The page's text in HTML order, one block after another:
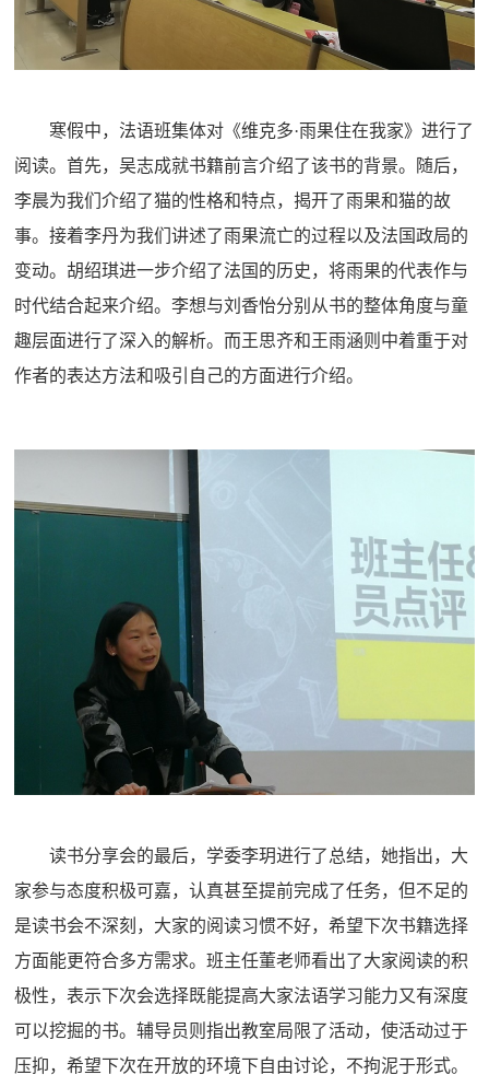
寒假中，法语班集体对《维克多·雨果住在我家》进行了
阅读。首先，吴志成就书籍前言介绍了该书的背景。随后，
李晨为我们介绍了猫的性格和特点，揭开了雨果和猫的故
事。接着李丹为我们讲述了雨果流亡的过程以及法国政局的
变动。胡绍琪进一步介绍了法国的历史，将雨果的代表作与
时代结合起来介绍。李想与刘香怡分别从书的整体角度与童
趣层面进行了深入的解析。而王思齐和王雨涵则中着重于对
作者的表达方法和吸引自己的方面进行介绍。
读书分享会的最后，学委李玥进行了总结，她指出，大
家参与态度积极可嘉，认真甚至提前完成了任务，但不足的
是读书会不深刻，大家的阅读习惯不好，希望下次书籍选择
方面能更符合多方需求。班主任董老师看出了大家阅读的积
极性，表示下次会选择既能提高大家法语学习能力又有深度
可以挖掘的书。辅导员则指出教室局限了活动，使活动过于
压抑，希望下次在开放的环境下自由讨论，不拘泥于形式。